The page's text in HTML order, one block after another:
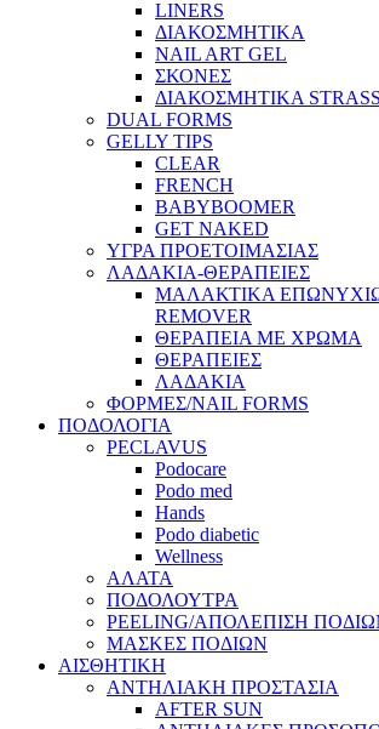
LINERS
ΔΙΑΚΟΣΜΗΤΙΚΑ
NAIL ART GEL
ΣΚΟΝΕΣ
ΔΙΑΚΟΣΜΗΤΙΚΑ STRASS
DUAL FORMS
GELLY TIPS
CLEAR
FRENCH
BABYBOOMER
GET NAKED
ΥΓΡΑ ΠΡΟΕΤΟΙΜΑΣΙΑΣ
ΛΑΔΑΚΙΑ-ΘΕΡΑΠΕΙΕΣ
ΜΑΛΑΚΤΙΚΑ
REMOVER
ΘΕΡΑΠΕΙΑ ΜΕ ΧΡΩΜΑ
ΘΕΡΑΠΕΙΕΣ
ΛΑΔΑΚΙΑ
ΦΟΡΜΕΣ/NAIL FORMS
ΠΟΔΟΛΟΓΙΑ
PECLAVUS
Podocare
Podo med
Hands
Podo diabetic
Wellness
ΑΛΑΤΑ
ΠΟΔΟΛΟΥΤΡΑ
PEELING/ΑΠΟΛΕΠΙΣΗ
ΜΑΣΚΕΣ ΠΟΔΙΩΝ
ΑΙΣΘΗΤΙΚΗ
ΑΝΤΗΛΙΑΚΗ ΠΡΟΣΤΑΣΙΑ
AFTER SUN